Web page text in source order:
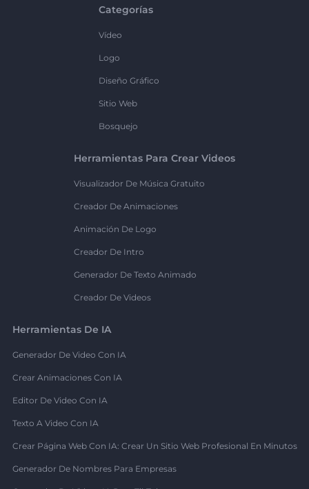
Categorías
Vídeo
Logo
Diseño Gráfico
Sitio Web
Bosquejo
Herramientas Para Crear Videos
Visualizador De Música Gratuito
Creador De Animaciones
Animación De Logo
Creador De Intro
Generador De Texto Animado
Creador De Videos
Herramientas De IA
Generador De Video Con IA
Crear Animaciones Con IA
Editor De Video Con IA
Texto A Video Con IA
Crear Página Web Con IA: Crear Un Sitio Web Profesional En Minutos
Generador De Nombres Para Empresas